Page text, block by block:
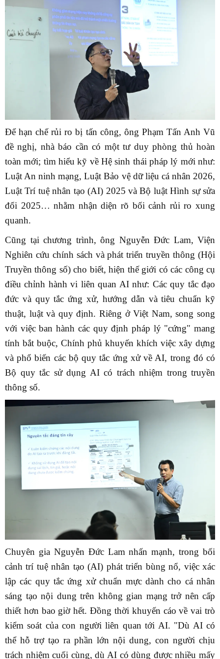
Để hạn chế rủi ro bị tấn công, ông Phạm Tấn Anh Vũ
đề nghị, nhà báo cần có một tư duy phòng thủ hoàn
toàn mới; tìm hiểu kỹ về Hệ sinh thái pháp lý mới như:
Luật An ninh mạng, Luật Bảo vệ dữ liệu cá nhân 2026,
Luật Trí tuệ nhân tạo (AI) 2025 và Bộ luật Hình sự sửa
đổi 2025… nhằm nhận diện rõ bối cảnh rủi ro xung
quanh.
Cũng tại chương trình, ông Nguyễn Đức Lam, Viện
Nghiên cứu chính sách và phát triển truyền thông (Hội
Truyền thông số) cho biết, hiện thế giới có các công cụ
điều chỉnh hành vi liên quan AI như: Các quy tắc đạo
đức và quy tắc ứng xử, hướng dẫn và tiêu chuẩn kỹ
thuật, luật và quy định. Riêng ở Việt Nam, song song
với việc ban hành các quy định pháp lý "cứng" mang
tính bắt buộc, Chính phủ khuyến khích việc xây dựng
và phổ biến các bộ quy tắc ứng xử về AI, trong đó có
Bộ quy tắc sử dụng AI có trách nhiệm trong truyền
thông số.
Chuyên gia Nguyễn Đức Lam nhấn mạnh, trong bối
cảnh trí tuệ nhân tạo (AI) phát triển bùng nổ, việc xác
lập các quy tắc ứng xử chuẩn mực dành cho cá nhân
sáng tạo nội dung trên không gian mạng trở nên cấp
thiết hơn bao giờ hết. Đồng thời khuyến cáo về vai trò
kiểm soát của con người liên quan tới AI. "Dù AI có
thể hỗ trợ tạo ra phần lớn nội dung, con người chịu
trách nhiệm cuối cùng, dù AI có dùng được nhiều mấy